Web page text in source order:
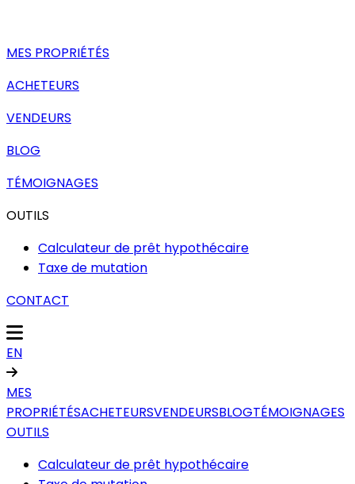
MES PROPRIÉTÉS
ACHETEURS
VENDEURS
BLOG
TÉMOIGNAGES
OUTILS
Calculateur de prêt hypothécaire
Taxe de mutation
CONTACT
EN
MES
PROPRIÉTÉSACHETEURSVENDEURSBLOGTÉMOIGNAGES
OUTILS
Calculateur de prêt hypothécaire